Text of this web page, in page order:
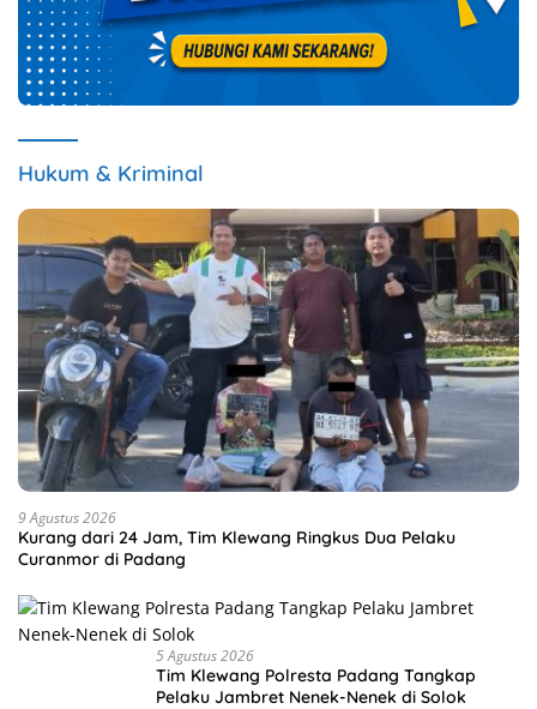
Hukum & Kriminal
9 Agustus 2026
Kurang dari 24 Jam, Tim Klewang Ringkus Dua Pelaku
Curanmor di Padang
5 Agustus 2026
Tim Klewang Polresta Padang Tangkap
Pelaku Jambret Nenek-Nenek di Solok